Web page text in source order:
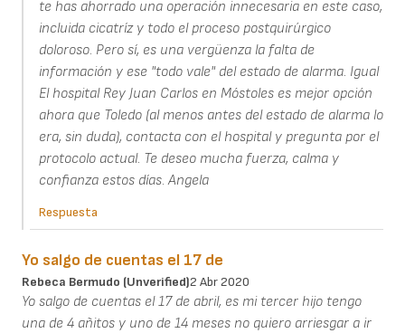
te has ahorrado una operación innecesaria en este caso,
incluida cicatríz y todo el proceso postquirúrgico
doloroso. Pero sí, es una vergüenza la falta de
información y ese "todo vale" del estado de alarma. Igual
El hospital Rey Juan Carlos en Móstoles es mejor opción
ahora que Toledo (al menos antes del estado de alarma lo
era, sin duda), contacta con el hospital y pregunta por el
protocolo actual. Te deseo mucha fuerza, calma y
confianza estos días. Angela
Respuesta
Yo salgo de cuentas el 17 de
Rebeca Bermudo (unverified)2 Abr 2020
Yo salgo de cuentas el 17 de abril, es mi tercer hijo tengo
una de 4 añitos y uno de 14 meses no quiero arriesgar a ir